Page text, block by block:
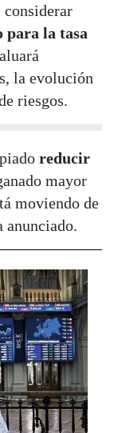
considerar
para la tasa
la evolución
riesgos.
reducir
mayor
moviendo de
anunciado.